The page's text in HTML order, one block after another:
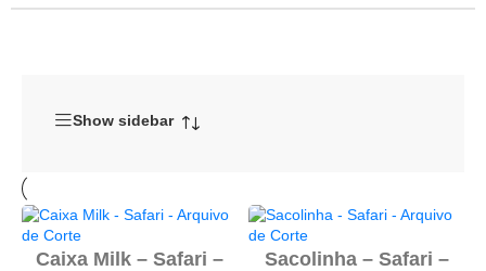
Show sidebar
Caixa Milk – Safari –
Sacolinha – Safari –